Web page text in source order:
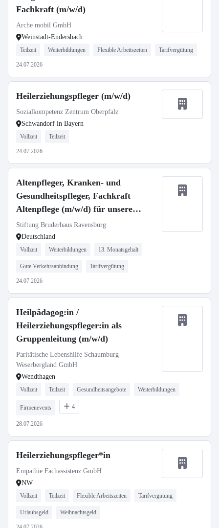
Fachkraft (m/w/d)
Arche mobil GmbH
Weinstadt-Endersbach
Teilzeit Weiterbildungen Flexible Arbeitszeiten Tarifvergütung
24.07.2026
Heilerziehungspfleger (m/w/d)
Sozialkompetenz Zentrum Oberpfalz
Schwandorf in Bayern
Vollzeit Teilzeit
24.07.2026
Altenpfleger, Kranken- und
Gesundheitspfleger, Fachkraft
Altenpflege (m/w/d) für unsere
Häuser in Ravensburg und
Oberhofen gesucht!
Stiftung Bruderhaus Ravensburg
Deutschland
Vollzeit Weiterbildungen 13. Monatsgehalt
Gute Verkehrsanbindung Tarifvergütung
24.07.2026
Heilpädagog:in /
Heilerziehungspfleger:in als
Gruppenleitung (m/w/d)
Paritätische Lebenshilfe Schaumburg-
Weserbergland GmbH
Wendthagen
Vollzeit Teilzeit Gesundheitsangebote Weiterbildungen
Firmenevents 4
28.07.2026
Heilerziehungspfleger*in
Empathie Fachassistenz GmbH
NW
Vollzeit Teilzeit Flexible Arbeitszeiten Tarifvergütung
Urlaubsgeld Weihnachtsgeld